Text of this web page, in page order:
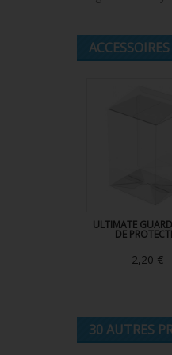
ACCESSOIRES
ULTIMATE
DE
2,20 €
30 AUTRES